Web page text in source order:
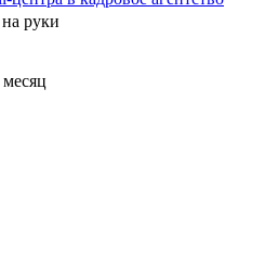
на руки